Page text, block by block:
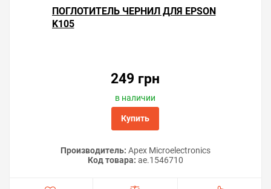
ПОГЛОТИТЕЛЬ ЧЕРНИЛ ДЛЯ EPSON
K105
249 грн
в наличии
Купить
Производитель: Apex Microelectronics
Код товара: ae.1546710